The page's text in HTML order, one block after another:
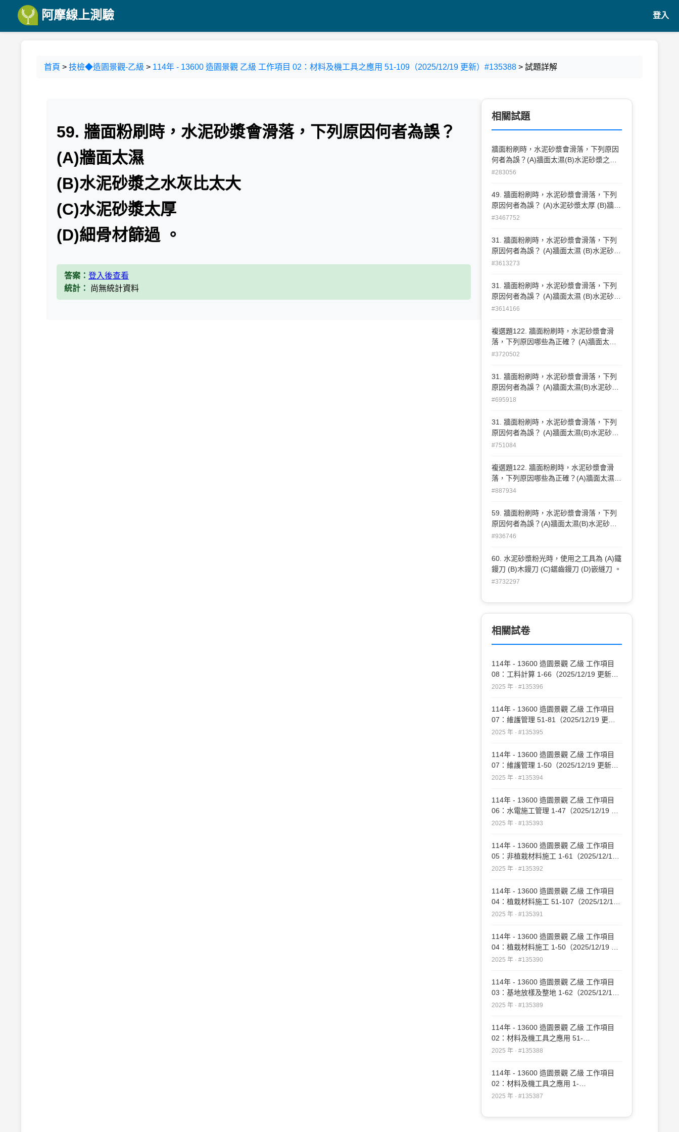
阿摩線上測驗 登入
首頁 > 技檢◆造園景觀-乙級 > 114年 - 13600 造園景觀 乙級 工作項目 02：材料及機工具之應用 51-109（2025/12/19 更新）#135388 > 試題詳解
59. 牆面粉刷時，水泥砂漿會滑落，下列原因何者為誤？
(A)牆面太濕
(B)水泥砂漿之水灰比太大
(C)水泥砂漿太厚
(D)細骨材篩過 。
答案： 登入後查看
統計：
尚無統計資料
相關試題
牆面粉刷時，水泥砂漿會滑落，下列原因
何者為誤？(A)牆面太濕(B)水泥砂漿之水
灰比太大(C)水泥砂漿太厚(D)細骨材篩過
#283056
49. 牆面粉刷時，水泥砂漿會滑落，下列
原因何者為誤？ (A)水泥砂漿太厚 (B)牆面
太濕 (C)水泥砂漿之水灰比太大 (D)細骨材
#3467752
31. 牆面粉刷時，水泥砂漿會滑落，下列
原因何者為誤？ (A)牆面太濕 (B)水泥砂漿
之水灰比太大 (C)水泥砂漿太厚 (D)細骨材
#3613273
31. 牆面粉刷時，水泥砂漿會滑落，下列
原因何者為誤？ (A)牆面太濕 (B)水泥砂漿
之水灰比太大 (C)水泥砂漿太厚 (D)細骨材
#3614166
複選題122. 牆面粉刷時，水泥砂漿會滑
落，下列原因哪些為正確？ (A)牆面太濕
(B)水泥砂漿之水灰比太大 (C)水泥砂漿太
#3720502
31. 牆面粉刷時，水泥砂漿會滑落，下列
原因何者為誤？ (A)牆面太濕(B)水泥砂漿
之水灰比太大(C)水泥砂漿太厚(D)細 骨材
#695918
31. 牆面粉刷時，水泥砂漿會滑落，下列
原因何者為誤？ (A)牆面太濕(B)水泥砂漿
之水灰比太大(C)水泥砂漿太厚(D)細 骨材
#751084
複選題122. 牆面粉刷時，水泥砂漿會滑
落，下列原因哪些為正確？(A)牆面太濕
(B)水泥砂漿之水灰比太大(C)水泥砂漿太
#887934
59. 牆面粉刷時，水泥砂漿會滑落，下列
原因何者為誤？(A)牆面太濕(B)水泥砂漿
之水灰比太大(C)水泥砂漿太厚 (D)細骨材
#936746
60. 水泥砂漿粉光時，使用之工具為 (A)鐵
鏝刀 (B)木鏝刀 (C)鋸齒鏝刀 (D)嵌縫刀 。
#3732297
相關試卷
114年 - 13600 造園景觀 乙級 工作項目
08：工料計算 1-66（2025/12/19 更新）
#135396
2025 年 · #135396
114年 - 13600 造園景觀 乙級 工作項目
07：維護管理 51-81（2025/12/19 更
新）#135395
2025 年 · #135395
114年 - 13600 造園景觀 乙級 工作項目
07：維護管理 1-50（2025/12/19 更新）
#135394
2025 年 · #135394
114年 - 13600 造園景觀 乙級 工作項目
06：水電施工管理 1-47（2025/12/19 更
新）#135393
2025 年 · #135393
114年 - 13600 造園景觀 乙級 工作項目
05：非植栽材料施工 1-61（2025/12/19
更新）#135392
2025 年 · #135392
114年 - 13600 造園景觀 乙級 工作項目
04：植栽材料施工 51-107（2025/12/19
更新）#135391
2025 年 · #135391
114年 - 13600 造園景觀 乙級 工作項目
04：植栽材料施工 1-50（2025/12/19 更
新）#135390
2025 年 · #135390
114年 - 13600 造園景觀 乙級 工作項目
03：基地放樣及整地 1-62（2025/12/19
更新）#135389
2025 年 · #135389
114年 - 13600 造園景觀 乙級 工作項目
02：材料及機工具之應用 51-
109（2025/12/19 更新）#135388
2025 年 · #135388
114年 - 13600 造園景觀 乙級 工作項目
02：材料及機工具之應用 1-
50（2025/12/19 更新）#135387
2025 年 · #135387